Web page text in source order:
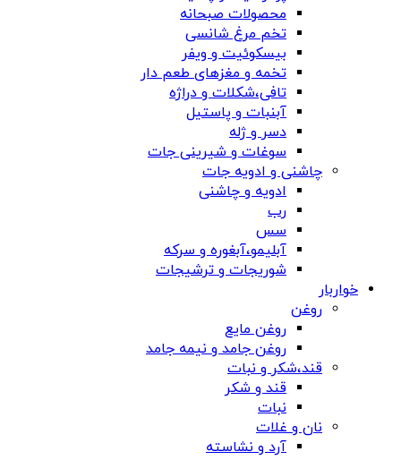
محصولات صبحانه
تخم مرغ شانسی
بیسکوئیت و ویفر
تخمه و مغزهای طعم دار
تافی،شکلات و دراژه
آبنبات و پاستیل
دسر و ژله
سوغات و شیرینی جات
چاشنی و ادویه جات
ادویه و چاشنی
رب
سس
آبلیمو،آبغوره و سرکه
شوریجات و ترشیجات
خواربار
روغن
روغن مایع
روغن جامد و نیمه جامد
قند،شکر و نبات
قند و شکر
نبات
نان و غلات
آرد و نشاسته